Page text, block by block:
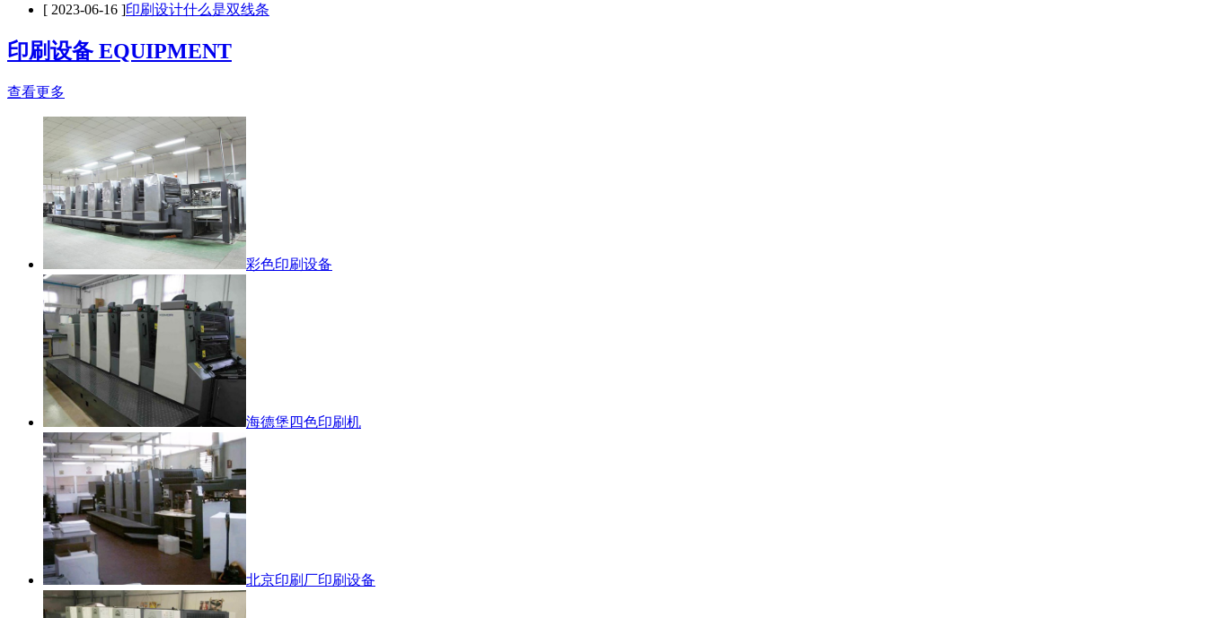
[ 2023-06-16 ]印刷设计什么是双线条
印刷设备 EQUIPMENT
查看更多
彩色印刷设备
海德堡四色印刷机
北京印刷厂印刷设备